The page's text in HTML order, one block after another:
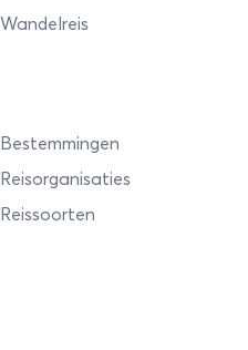
Wandelreis
Bestemmingen
Reisorganisaties
Reissoorten